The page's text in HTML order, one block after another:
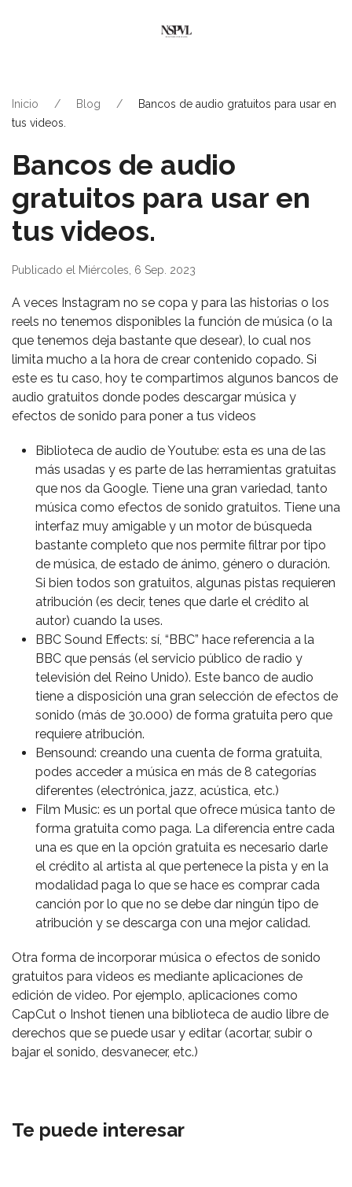
Inicio Blog
Bancos de audio gratuitos para usar en
tus videos.
Bancos de audio
gratuitos para usar en
tus videos.
Publicado el Miércoles, 6 Sep. 2023
A veces Instagram no se copa y para las historias o los
reels no tenemos disponibles la función de música (o la
que tenemos deja bastante que desear), lo cual nos
limita mucho a la hora de crear contenido copado. Si
este es tu caso, hoy te compartimos algunos bancos de
audio gratuitos donde podes descargar música y
efectos de sonido para poner a tus videos
Biblioteca de audio de Youtube: esta es una de las
más usadas y es parte de las herramientas gratuitas
que nos da Google. Tiene una gran variedad, tanto
música como efectos de sonido gratuitos. Tiene una
interfaz muy amigable y un motor de búsqueda
bastante completo que nos permite filtrar por tipo
de música, de estado de ánimo, género o duración.
Si bien todos son gratuitos, algunas pistas requieren
atribución (es decir, tenes que darle el crédito al
autor) cuando la uses.
BBC Sound Effects: sí, “BBC” hace referencia a la
BBC que pensás (el servicio público de radio y
televisión del Reino Unido). Este banco de audio
tiene a disposición una gran selección de efectos de
sonido (más de 30.000) de forma gratuita pero que
requiere atribución.
Bensound: creando una cuenta de forma gratuita,
podes acceder a música en más de 8 categorías
diferentes (electrónica, jazz, acústica, etc.)
Film Music: es un portal que ofrece música tanto de
forma gratuita como paga. La diferencia entre cada
una es que en la opción gratuita es necesario darle
el crédito al artista al que pertenece la pista y en la
modalidad paga lo que se hace es comprar cada
canción por lo que no se debe dar ningún tipo de
atribución y se descarga con una mejor calidad.
Otra forma de incorporar música o efectos de sonido
gratuitos para videos es mediante aplicaciones de
edición de video. Por ejemplo, aplicaciones como
CapCut o Inshot tienen una biblioteca de audio libre de
derechos que se puede usar y editar (acortar, subir o
bajar el sonido, desvanecer, etc.)
Te puede interesar